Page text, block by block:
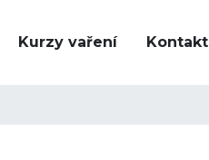
Kurzy vaření Kontakt